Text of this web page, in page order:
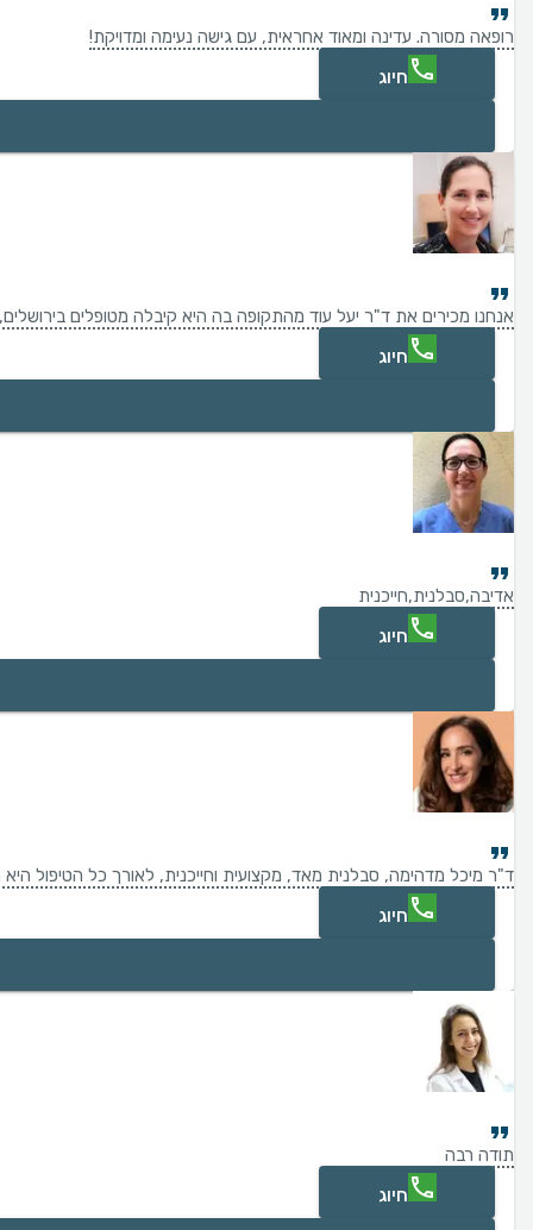
רופאה מסורה. עדינה ומאוד אחראית, עם גישה נעימה ומדויקת!
חיוג
אנחנו מכירים את ד"ר יעל עוד מהתקופה בה היא קיבלה מטופלים
חיוג
אדיבה,סבלנית,חייכנית
חיוג
ד"ר מיכל מדהימה, סבלנית מאד, מקצועית וחייכנית, לאורך כל הטיפול
חיוג
תודה רבה
חיוג